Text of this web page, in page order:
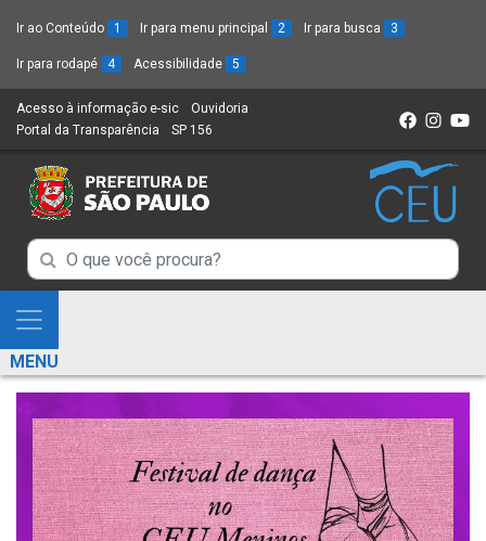
Ir ao Conteúdo 1 Ir para menu principal 2 Ir para busca 3
Ir para rodapé 4 Acessibilidade 5
Acesso à informação e-sic (Link
para
novo
sítio)
Ouvidoria
Portal da Transparência (Link
um
novo
SP 156
Campo
de
Busca
de
informações
Campo
de
de
informações
Mostra
e
Esconde
Menu
MENU